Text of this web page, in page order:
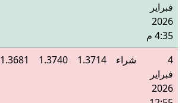
فبراير
2026
4:35 م
4
فبراير
2026
شراء 1.3714
1.3740
1.3681